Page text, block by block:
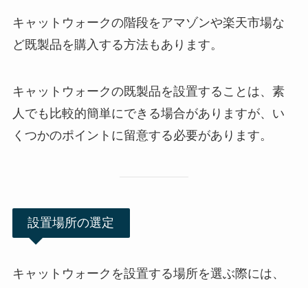
キャットウォークの階段をアマゾンや楽天市場な
ど既製品を購入する方法もあります。
キャットウォークの既製品を設置することは、素
人でも比較的簡単にできる場合がありますが、い
くつかのポイントに留意する必要があります。
設置場所の選定
キャットウォークを設置する場所を選ぶ際には、